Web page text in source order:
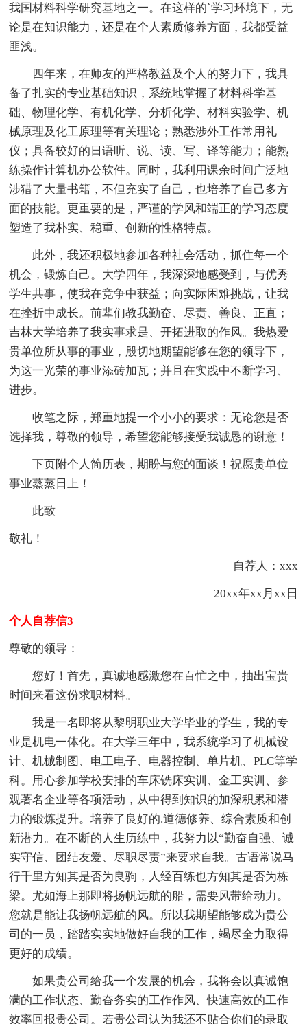
我国材料科学研究基地之一。在这样的`学习环境下，无
论是在知识能力，还是在个人素质修养方面，我都受益
匪浅。
四年来，在师友的严格教益及个人的努力下，我具
备了扎实的专业基础知识，系统地掌握了材料科学基
础、物理化学、有机化学、分析化学、材料实验学、机
械原理及化工原理等有关理论；熟悉涉外工作常用礼
仪；具备较好的日语听、说、读、写、译等能力；能熟
练操作计算机办公软件。同时，我利用课余时间广泛地
涉猎了大量书籍，不但充实了自己，也培养了自己多方
面的技能。更重要的是，严谨的学风和端正的学习态度
塑造了我朴实、稳重、创新的性格特点。
此外，我还积极地参加各种社会活动，抓住每一个
机会，锻炼自己。大学四年，我深深地感受到，与优秀
学生共事，使我在竞争中获益；向实际困难挑战，让我
在挫折中成长。前辈们教我勤奋、尽责、善良、正直；
吉林大学培养了我实事求是、开拓进取的作风。我热爱
贵单位所从事的事业，殷切地期望能够在您的领导下，
为这一光荣的事业添砖加瓦；并且在实践中不断学习、
进步。
收笔之际，郑重地提一个小小的要求：无论您是否
选择我，尊敬的领导，希望您能够接受我诚恳的谢意！
下页附个人简历表，期盼与您的面谈！祝愿贵单位
事业蒸蒸日上！
此致
敬礼！
自荐人：xxx
20xx年xx月xx日
个人自荐信3
尊敬的领导：
您好！首先，真诚地感激您在百忙之中，抽出宝贵
时间来看这份求职材料。
我是一名即将从黎明职业大学毕业的学生，我的专
业是机电一体化。在大学三年中，我系统学习了机械设
计、机械制图、电工电子、电器控制、单片机、PLC等学
科。用心参加学校安排的车床铣床实训、金工实训、参
观著名企业等各项活动，从中得到知识的加深积累和潜
力的锻炼提升。培养了良好的.道德修养、综合素质和创
新潜力。在不断的人生历练中，我努力以“勤奋自强、诚
实守信、团结友爱、尽职尽责”来要求自我。古语常说马
行千里方知其是否为良驹，人经百练也方知其是否为栋
梁。尤如海上那即将扬帆远航的船，需要风带给动力。
您就是能让我扬帆远航的风。所以我期望能够成为贵公
司的一员，踏踏实实地做好自我的工作，竭尽全力取得
更好的成绩。
如果贵公司给我一个发展的机会，我将会以真诚饱
满的工作状态、勤奋务实的工作作风、快速高效的工作
效率回报贵公司。若贵公司认为我还不贴合你们的录取